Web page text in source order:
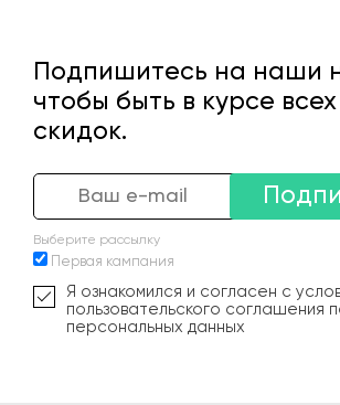
Подпишитесь на наши
чтобы быть в курсе
скидок.
Выберите рассылку
Первая кампания
Я ознакомился и согласен с
пользовательского соглашения
персональных данных